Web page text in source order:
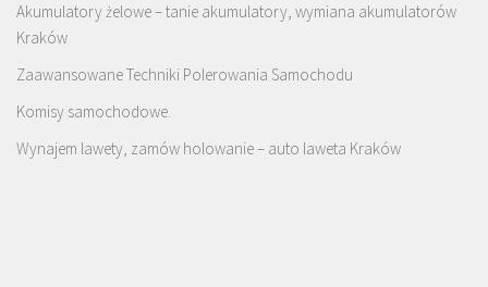
Akumulatory żelowe – tanie akumulatory, wymiana akumulatorów
Kraków
Zaawansowane Techniki Polerowania Samochodu
Komisy samochodowe.
Wynajem lawety, zamów holowanie – auto laweta Kraków